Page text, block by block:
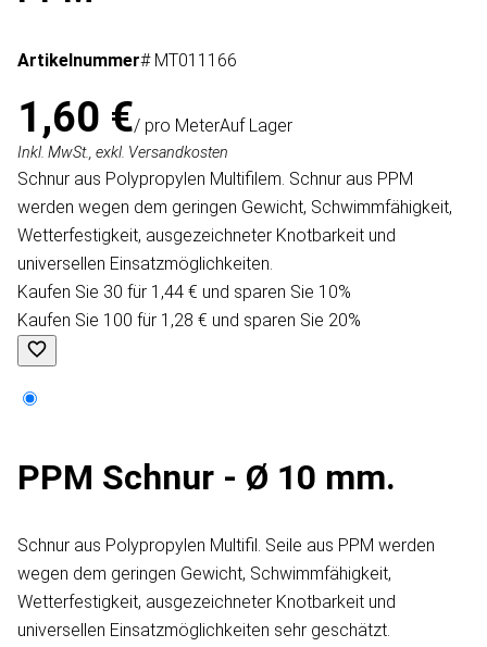
Artikelnummer# MT011166
1,60 €/ pro MeterAuf Lager
Inkl. MwSt., exkl. Versandkosten
Schnur aus Polypropylen Multifilem. Schnur aus PPM
werden wegen dem geringen Gewicht, Schwimmfähigkeit,
Wetterfestigkeit, ausgezeichneter Knotbarkeit und
universellen Einsatzmöglichkeiten.
Kaufen Sie 30 für 1,44 € und sparen Sie 10%
Kaufen Sie 100 für 1,28 € und sparen Sie 20%
PPM Schnur - Ø 10 mm.
Schnur aus Polypropylen Multifil. Seile aus PPM werden
wegen dem geringen Gewicht, Schwimmfähigkeit,
Wetterfestigkeit, ausgezeichneter Knotbarkeit und
universellen Einsatzmöglichkeiten sehr geschätzt.